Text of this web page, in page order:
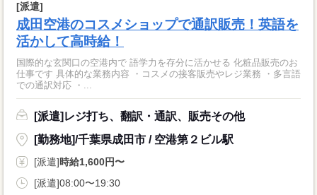
[派遣]
成田空港のコスメショップで通訳販売！英語を
活かして高時給！
国際的な玄関口の空港内で 語学力を存分に活かせる 化粧品販売のお
仕事です 具体的な業務内容 ・コスメの接客販売やレジ業務 ・多言語
での通訳対応 ・...
[派遣]レジ打ち、翻訳・通訳、販売その他
[勤務地]/千葉県成田市 / 空港第２ビル駅
[派遣]時給1,600円〜
[派遣]08:00〜19:30